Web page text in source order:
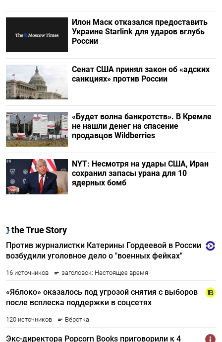
Илон Маск отказался предоставить
Украине Starlink для ударов вглубь
России
Сенат США принял закон об «адских
санкциях» против России
«Будет волна банкротств». В Кремле
не нашли денег на спасение
продавцов Wildberries
NYT: Несмотря на удары США, Иран
сохранил запасы урана для 10
ядерных бомб